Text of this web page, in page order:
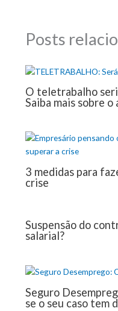
Posts
O teletrabalho
Saiba mais sobre o
3 medidas para
crise
Suspensão do
salarial?
Seguro
se o seu caso tem